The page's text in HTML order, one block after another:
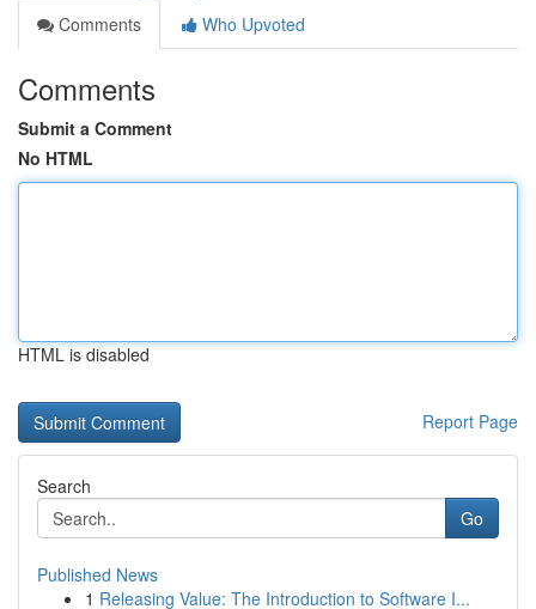
Comments
Who Upvoted
Comments
Submit a Comment
No HTML
HTML is disabled
Report Page
Search
Go
Published News
1 Releasing Value: The Introduction to Software I...